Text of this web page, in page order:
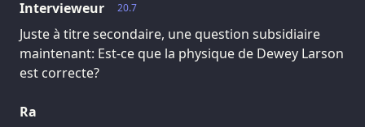
20.7
Intervieweur
Juste à titre secondaire, une question subsidiaire
maintenant: Est-ce que la physique de Dewey Larson
est correcte?
Ra